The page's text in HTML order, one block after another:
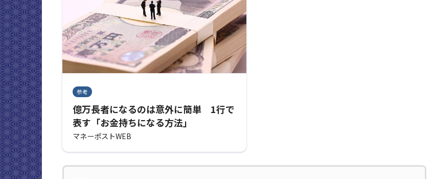
参考
億万長者になるのは意外に簡単 1行で
表す「お金持ちになる方法」
マネーポストWEB